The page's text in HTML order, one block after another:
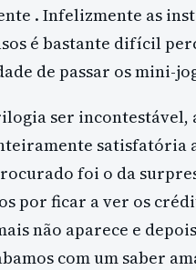
. Infelizmente as
é bastante difícil
de passar os mini-
ser incontestável,
satisfatória
foi o da
por ficar a ver os
não aparece e
com um saber